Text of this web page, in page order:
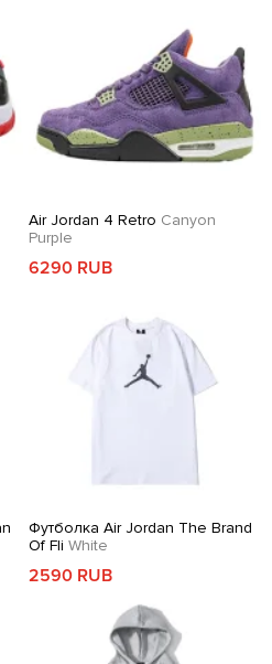
Air Jordan 4 Retro Canyon
Purple
6290 RUB
Футболка Air Jordan The Brand
Of Fli White
2590 RUB